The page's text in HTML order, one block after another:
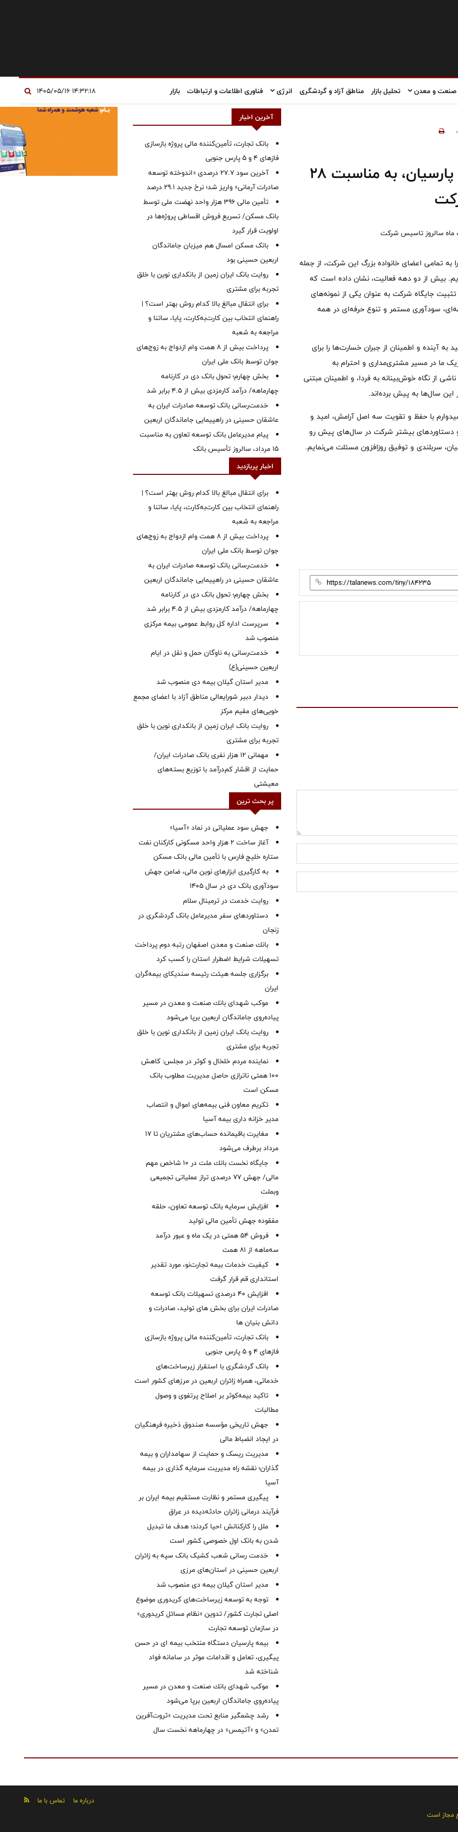
صنعت و معدن تحلیل بازار مناطق آزاد و گردشگری انرژی فناوری اطلاعات و ارتباطات بازار
0
پیام دکتر بنویدی مدیر عامل بیمه پارسیان، به مناسبت ۲۸
به تمامی اعضای خانواده بزرگ این شرکت، از جمله
بیش از دو دهه فعالیت، نشان داده است که
جایگاه شرکت به عنوان یکی از نمونه‌های
سودآوری مستمر و تنوع حرفه‌ای در همه
آینده و اطمینان از جبران خسارت‌ها را برای
ما در مسیر مشتری‌مداری و احترام به
از نگاه خوش‌بینانه به فردا، و اطمینان مبتنی
سال‌ها به پیش برده‌اند.
با حفظ و تقویت سه اصل آرامش، امید و
دستاوردهای بیشتر شرکت در سال‌های پیش رو
سربلندی و توفیق روزافزون مسئلت می‌نمایم.
آخرین اخبار
بانک تجارت، تأمین‌کننده مالی پروژه بازسازی
فازهای ۴ و ۵ پارس جنوبی
آخرین سود ۲۷.۷ درصدی «اندوخته توسعه
صادرات آرمانی» واریز شد؛ نرخ جدید ۲۹.۱ درصد
تأمین مالی ۳۹۶ هزار واحد نهضت ملی توسط
بانک مسکن/ تسریع فروش اقساطی پروژه‌ها در
اولویت قرار گیرد
بانک مسکن امسال هم میزبان جاماندگان
اربعین حسینی بود
روایت بانک ایران زمین از بانکداری نوین با خلق
تجربه برای مشتری
برای انتقال مبالغ بالا کدام روش بهتر است؟ |
راهنمای انتخاب بین کارت‌به‌کارت، پایا، ساتنا و
مراجعه به شعبه
پرداخت بیش از ۸ همت وام ازدواج به زوج‌های
جوان توسط بانک ملی ایران
بخش چهارم؛ تحول بانک دی در کارنامه
چهارماهه/ درآمد کارمزدی بیش از ۴.۵ برابر شد
خدمت‌رسانی بانک توسعه صادرات ایران به
عاشقان حسینی در راهپیمایی جاماندگان اربعین
پیام مدیرعامل بانک توسعه تعاون به مناسبت
15 مرداد، سالروز تأسیس بانک
اخبار پربازدید
برای انتقال مبالغ بالا کدام روش بهتر است؟ |
راهنمای انتخاب بین کارت‌به‌کارت، پایا، ساتنا و
مراجعه به شعبه
پرداخت بیش از ۸ همت وام ازدواج به زوج‌های
جوان توسط بانک ملی ایران
خدمت‌رسانی بانک توسعه صادرات ایران به
عاشقان حسینی در راهپیمایی جاماندگان اربعین
بخش چهارم؛ تحول بانک دی در کارنامه
چهارماهه/ درآمد کارمزدی بیش از ۴.۵ برابر شد
سرپرست اداره کل روابط عمومی بیمه مرکزی
منصوب شد
خدمت‌رسانی به ناوگان حمل و نقل در ایام
اربعین حسینی(ع)
‌مدیر استان گیلان بیمه دی منصوب شد
دیدار دبیر شورایعالی مناطق آزاد با اعضای مجمع
خویی‌های مقیم مرکز
روایت بانک ایران زمین از بانکداری نوین با خلق
تجربه برای مشتری
مهمانی ۱۲ هزار نفری بانک صادرات ایران/
حمایت از اقشار کم‌درآمد با توزیع بسته‌های
معیشتی
پر بحث ترین
جهش سود عملیاتی در نماد «آسیا»
آغاز ساخت ۲ هزار واحد مسکونی کارکنان نفت
ستاره خلیج فارس با تأمین مالی بانک مسکن
به کارگیری ابزارهای نوین مالی، ضامن جهش
سودآوری بانک دی در سال 1405
روایت خدمت در ترمینال سلام
دستاوردهای سفر مدیرعامل بانک گردشگری در
زنجان
بانك صنعت و معدن اصفهان رتبه دوم پرداخت
تسهیلات شرایط اضطرار استان را كسب كرد
برگزاری جلسه هیئت رئیسه سندیکای بیمه‌گران
ایران
موكب شهدای بانك صنعت و معدن در مسیر
پیاده‌روی جاماندگان اربعین برپا می‌شود
روایت بانک ایران زمین از بانکداری نوین با خلق
تجربه برای مشتری
نماینده مردم خلخال و کوثر در مجلس: کاهش
۱۰۰ همتی ناترازی حاصل مدیریت مطلوب بانک
مسکن است
تکریم معاون فنی بیمه‌های اموال و انتصاب
مدیر خزانه داری بیمه آسیا
مغایرت‌ باقیمانده حساب‌های مشتریان تا ۱۷
مرداد برطرف می‌شود
جایگاه نخست بانك ملت در 10 شاخص مهم
مالی/ جهش 77 درصدی تراز عملیاتی تجمیعی
وبملت
افزایش سرمایه بانک توسعه تعاون، حلقه
مفقوده جهش تأمین مالی تولید
فروش 54 همتی در یک ماه و عبور درآمد
سه‌ماهه از 81 همت
کیفیت خدمات بیمه تجارت‌نو، مورد تقدیر
استانداری قم قرار گرفت
افزایش 40 درصدی تسهیلات بانک توسعه
صادرات ایران برای بخش های تولید، صادرات و
دانش بنیان ها
بانک تجارت، تأمین‌کننده مالی پروژه بازسازی
فازهای ۴ و ۵ پارس جنوبی
بانک گردشگری با استقرار زیرساخت‌های
خدماتی، همراه زائران اربعین در مرزهای کشور است
تاکید بیمه‌کوثر بر اصلاح پرتفوی و وصول
مطالبات ‌
جهش تاریخی مؤسسه صندوق ذخیره فرهنگیان
در ایجاد انضباط مالی
مدیریت ریسک و حمایت از سهامداران و بیمه
گذاران؛ نقشه راه مدیریت سرمایه گذاری در بیمه
آسیا
پیگیری مستمر و نظارت مستقیم بیمه ایران بر
فرآیند درمانی زائران حادثه‌دیده در عراق
ملل را کارکنانش احیا کردند؛ هدف ما تبدیل
شدن به بانک اول خصوصی کشور است
خدمت رسانی شعب کشیک بانک سپه به زائران
اربعین حسینی در استان‌‌های مرزی
‌مدیر استان گیلان بیمه دی منصوب شد
توجه به توسعه زیرساخت‌های کریدوری موضوع
اصلی تجارت کشور/ تدوین «نظام مسائل کریدوری»
در سازمان توسعه تجارت
بیمه پارسیان دستگاه منتخب بیمه ای در حسن
پیگیری، تعامل و اقدامات موثر در سامانه فواد
شناخته شد
موكب شهدای بانك صنعت و معدن در مسیر
پیاده‌روی جاماندگان اربعین برپا می‌شود
رشد چشمگیر منابع تحت مدیریت «ثروت‌آفرین
تمدن» و «آتیمس» در چهارماهه نخست سال
درباره ما
تماس با ما
مجاز است